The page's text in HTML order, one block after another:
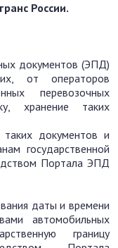
России.
документов (ЭПД)
от операторов
перевозочных
хранение таких
документов и
государственной
Портала ЭПД
даты и времени
автомобильных
границу